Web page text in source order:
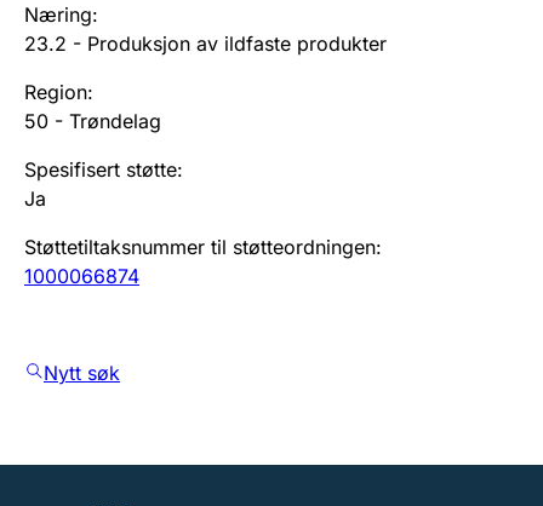
Næring:
23.2 - Produksjon av ildfaste produkter
Region:
50 - Trøndelag
Spesifisert støtte:
Ja
Støttetiltaksnummer til støtteordningen:
1000066874
Nytt søk